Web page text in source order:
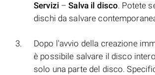
Servizi–Salva il disco. Potete
dischi da salvare
Dopo l'avvio della creazione
è possibile salvare il disco
solo una parte del disco.